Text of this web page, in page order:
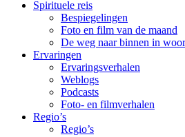
Spirituele reis
Bespiegelingen
Foto en film van de maand
De weg naar binnen in
Ervaringen
Ervaringsverhalen
Weblogs
Podcasts
Foto- en filmverhalen
Regio’s
Regio’s